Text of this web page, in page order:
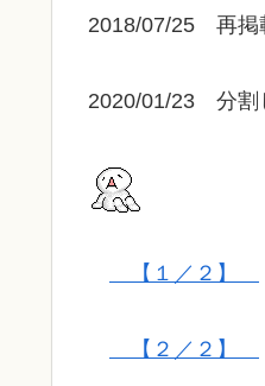
2018/07/25 再掲
2020/01/23 分割
【１／２】
【２／２】